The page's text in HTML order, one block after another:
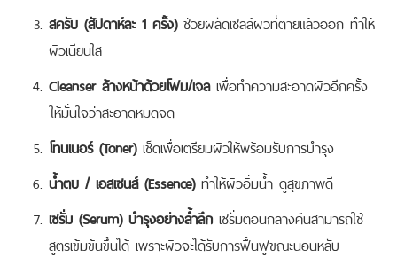
สครับ (สัปดาห์ละ 1 ครั้ง) ช่วยผลัดเซลล์ผิวที่ตายแล้วออก ทำให้
ผิวเนียนใส
Cleanser ล้างหน้าด้วยโฟม/เจล เพื่อทำความสะอาดผิวอีกครั้ง
ให้มั่นใจว่าสะอาดหมดจด
โทนเนอร์ (Toner) เช็ดเพื่อเตรียมผิวให้พร้อมรับการบำรุง
น้ำตบ / เอสเซนส์ (Essence) ทำให้ผิวอิ่มน้ำ ดูสุขภาพดี
เซรั่ม (Serum) บำรุงอย่างล้ำลึก เซรั่มตอนกลางคืนสามารถใช้
สูตรเข้มข้นขึ้นได้ เพราะผิวจะได้รับการฟื้นฟูขณะนอนหลับ